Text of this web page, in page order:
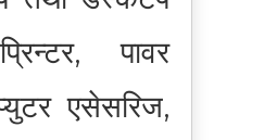
पावर
एसेसरिज,